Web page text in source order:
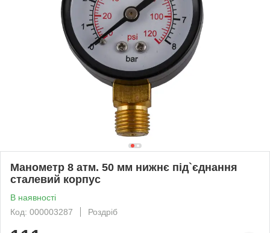
Манометр 8 атм. 50 мм нижнє під`єднання
сталевий корпус
В наявності
Код: 000003287
Роздріб